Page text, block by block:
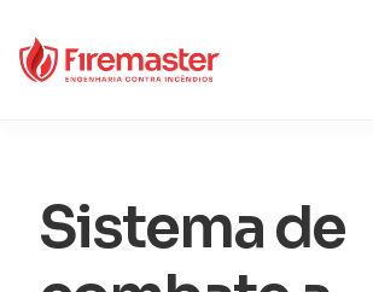
Sistema de